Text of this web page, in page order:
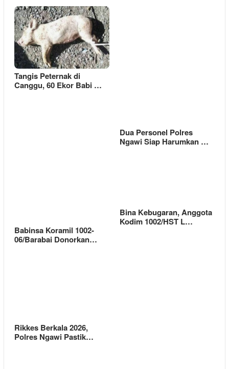
Tangis Peternak di
Canggu, 60 Ekor Babi …
Dua Personel Polres
Ngawi Siap Harumkan …
Babinsa Koramil 1002-
06/Barabai Donorkan…
Bina Kebugaran, Anggota
Kodim 1002/HST L…
Rikkes Berkala 2026,
Polres Ngawi Pastik…